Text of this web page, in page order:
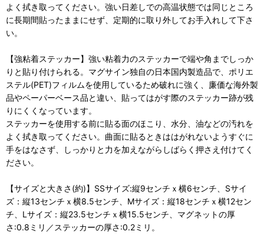
よく拭き取ってください。強い日差しでの高温状態では同じところ
に長期間貼ったままにせず、定期的に取り外してお手入れして下さ
い。
【強粘着ステッカー】強い粘着力のステッカーで端や角までしっか
りと貼り付けられる。マグサイン独自の日本国内製造品で、ポリエ
ステル(PET)フィルムを使用しているため破れに強く、廉価な海外製
品やペーパーベース品と違い、貼ってはがす際のステッカー跡が残
りにくくなっています。
ステッカーを使用する前に貼る面のほこり、水分、油などの汚れを
よく拭き取ってください。曲面に貼るときははがれないようすぐに
手をはなさず、しっかりと力を加えながらしばらく押さえ付けてく
ださい。
【サイズと大きさ(約)】SSサイズ:縦9センチｘ横6センチ、Sサイ
ズ：縦13センチｘ横8.5センチ、Mサイズ：縦18センチｘ横12セン
チ、Lサイズ：縦23.5センチｘ横15.5センチ、マグネットの厚
さ:0.8ミリ／ステッカーの厚さ:0.2ミリ。